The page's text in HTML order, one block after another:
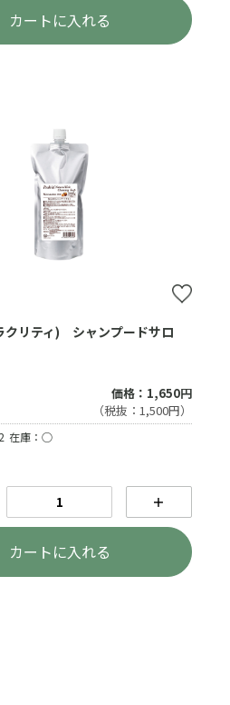
カートに入れる
リティ) シャンプードサロ
価格：1,650円
（税抜：1,500円）
在庫：○
＋
カートに入れる